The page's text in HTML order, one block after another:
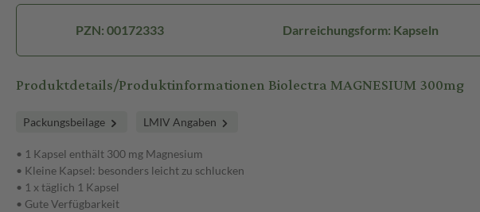
PZN: 00172333 Darreichungsform: Kapseln
Produktdetails/Produktinformationen Biolectra MAGNESIUM 300mg
Packungsbeilage LMIV Angaben
• 1 Kapsel enthält 300 mg Magnesium
• Kleine Kapsel: besonders leicht zu schlucken
• 1 x täglich 1 Kapsel
• Gute Verfügbarkeit